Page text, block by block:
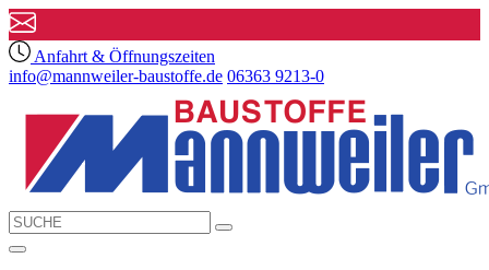
Anfahrt & Öffnungszeiten
info@mannweiler-baustoffe.de 06363 9213-0